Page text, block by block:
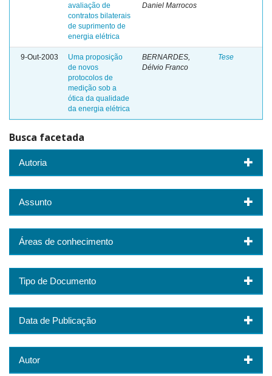
avaliação de
contratos bilaterais
de suprimento de
energia elétrica
Daniel Marrocos
9-Out-2003
Uma proposição
de novos
protocolos de
medição sob a
ótica da qualidade
da energia elétrica
BERNARDES,
Délvio Franco
Tese
Busca facetada
Autoria
Assunto
Áreas de conhecimento
Tipo de Documento
Data de Publicação
Autor